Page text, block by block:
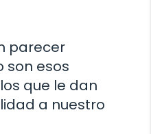
parecer
son esos
que le dan
a nuestro